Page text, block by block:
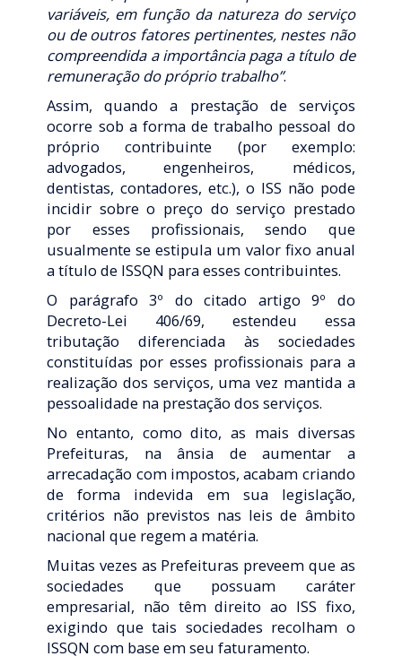
variáveis, em função da natureza do serviço
ou de outros fatores pertinentes, nestes não
compreendida a importância paga a título de
remuneração do próprio trabalho”.
Assim, quando a prestação de serviços
ocorre sob a forma de trabalho pessoal do
próprio contribuinte (por exemplo:
advogados, engenheiros, médicos,
dentistas, contadores, etc.), o ISS não pode
incidir sobre o preço do serviço prestado
por esses profissionais, sendo que
usualmente se estipula um valor fixo anual
a título de ISSQN para esses contribuintes.
O parágrafo 3º do citado artigo 9º do
Decreto-Lei 406/69, estendeu essa
tributação diferenciada às sociedades
constituídas por esses profissionais para a
realização dos serviços, uma vez mantida a
pessoalidade na prestação dos serviços.
No entanto, como dito, as mais diversas
Prefeituras, na ânsia de aumentar a
arrecadação com impostos, acabam criando
de forma indevida em sua legislação,
critérios não previstos nas leis de âmbito
nacional que regem a matéria.
Muitas vezes as Prefeituras preveem que as
sociedades que possuam caráter
empresarial, não têm direito ao ISS fixo,
exigindo que tais sociedades recolham o
ISSQN com base em seu faturamento.